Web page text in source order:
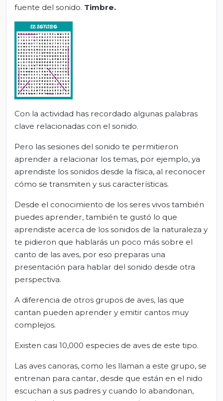
fuente del sonido. Timbre.
Con la actividad has recordado algunas palabras
clave relacionadas con el sonido.
Pero las sesiones del sonido te permitieron
aprender a relacionar los temas, por ejemplo, ya
aprendiste los sonidos desde la física, al reconocer
cómo se transmiten y sus características.
Desde el conocimiento de los seres vivos también
puedes aprender, también te gustó lo que
aprendiste acerca de los sonidos de la naturaleza y
te pidieron que hablarás un poco más sobre el
canto de las aves, por eso preparas una
presentación para hablar del sonido desde otra
perspectiva.
A diferencia de otros grupos de aves, las que
cantan pueden aprender y emitir cantos muy
complejos.
Existen casi 10,000 especies de aves de este tipo.
Las aves canoras, como les llaman a este grupo, se
entrenan para cantar, desde que están en el nido
escuchan a sus padres y cuando lo abandonan,